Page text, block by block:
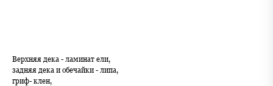
Верхняя дека - ламинат ели,
задняя дека и обечайки - липа,
гриф- клен,